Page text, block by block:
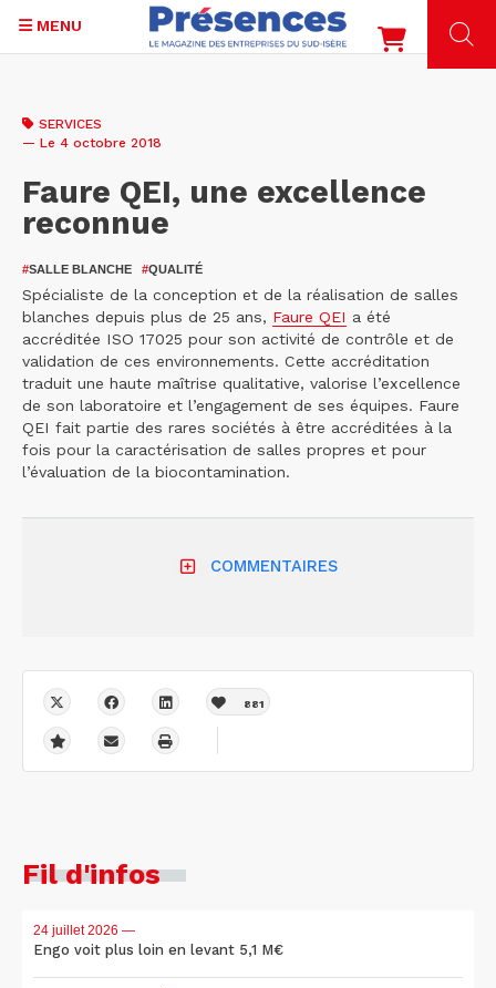
contenu
MENU
SERVICES
— Le 4 octobre 2018
Faure QEI, une excellence
reconnue
#SALLE BLANCHE #QUALITÉ
Spécialiste de la conception et de la réalisation de salles
blanches depuis plus de 25 ans, Faure QEI a été
accréditée ISO 17025 pour son activité de contrôle et de
validation de ces environnements. Cette accréditation
traduit une haute maîtrise qualitative, valorise l’excellence
de son laboratoire et l’engagement de ses équipes. Faure
QEI fait partie des rares sociétés à être accréditées à la
fois pour la caractérisation de salles propres et pour
l’évaluation de la biocontamination.
COMMENTAIRES
881
Fil d'infos
24 juillet 2026 —
Engo voit plus loin en levant 5,1 M€